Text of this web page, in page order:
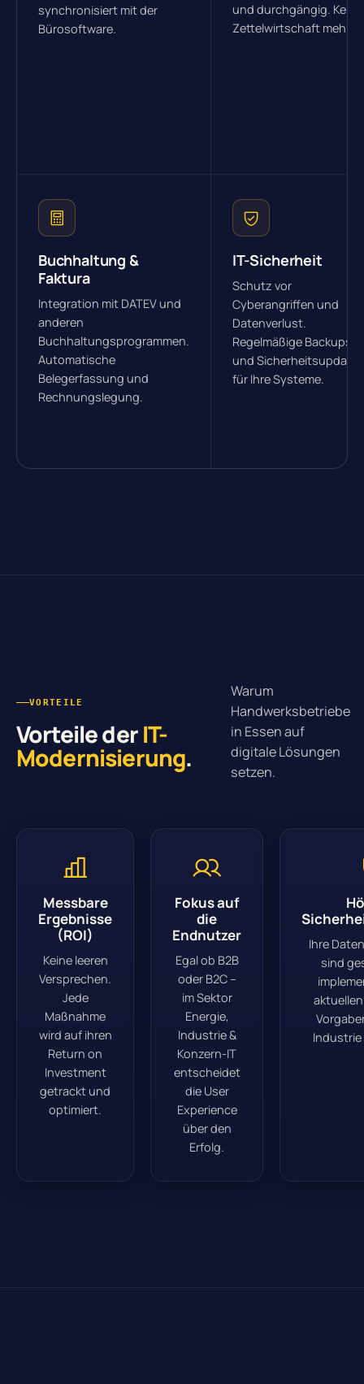
synchronisiert mit der
Bürosoftware.
und durchgängig. Keine
Zettelwirtschaft mehr.
Buchhaltung &
Faktura
Integration mit DATEV und
anderen
Buchhaltungsprogrammen.
Automatische
Belegerfassung und
Rechnungslegung.
IT-Sicherheit
Schutz vor
Cyberangriffen und
Datenverlust.
Regelmäßige Backups
und Sicherheitsupdates
für Ihre Systeme.
VORTEILE
Vorteile derIT-
Modernisierung.
Warum
Handwerksbetriebe
in Essen auf
digitale Lösungen
setzen.
Messbare
Ergebnisse
(ROI)
Keine leeren
Versprechen.
Jede
Maßnahme
wird auf ihren
Return on
Investment
getrackt und
optimiert.
Fokus auf
die
Endnutzer
Egal ob B2B
oder B2C –
im Sektor
Energie,
Industrie &
Konzern-IT
entscheidet
die User
Experience
über den
Erfolg.
Ihre
sind
Industrie